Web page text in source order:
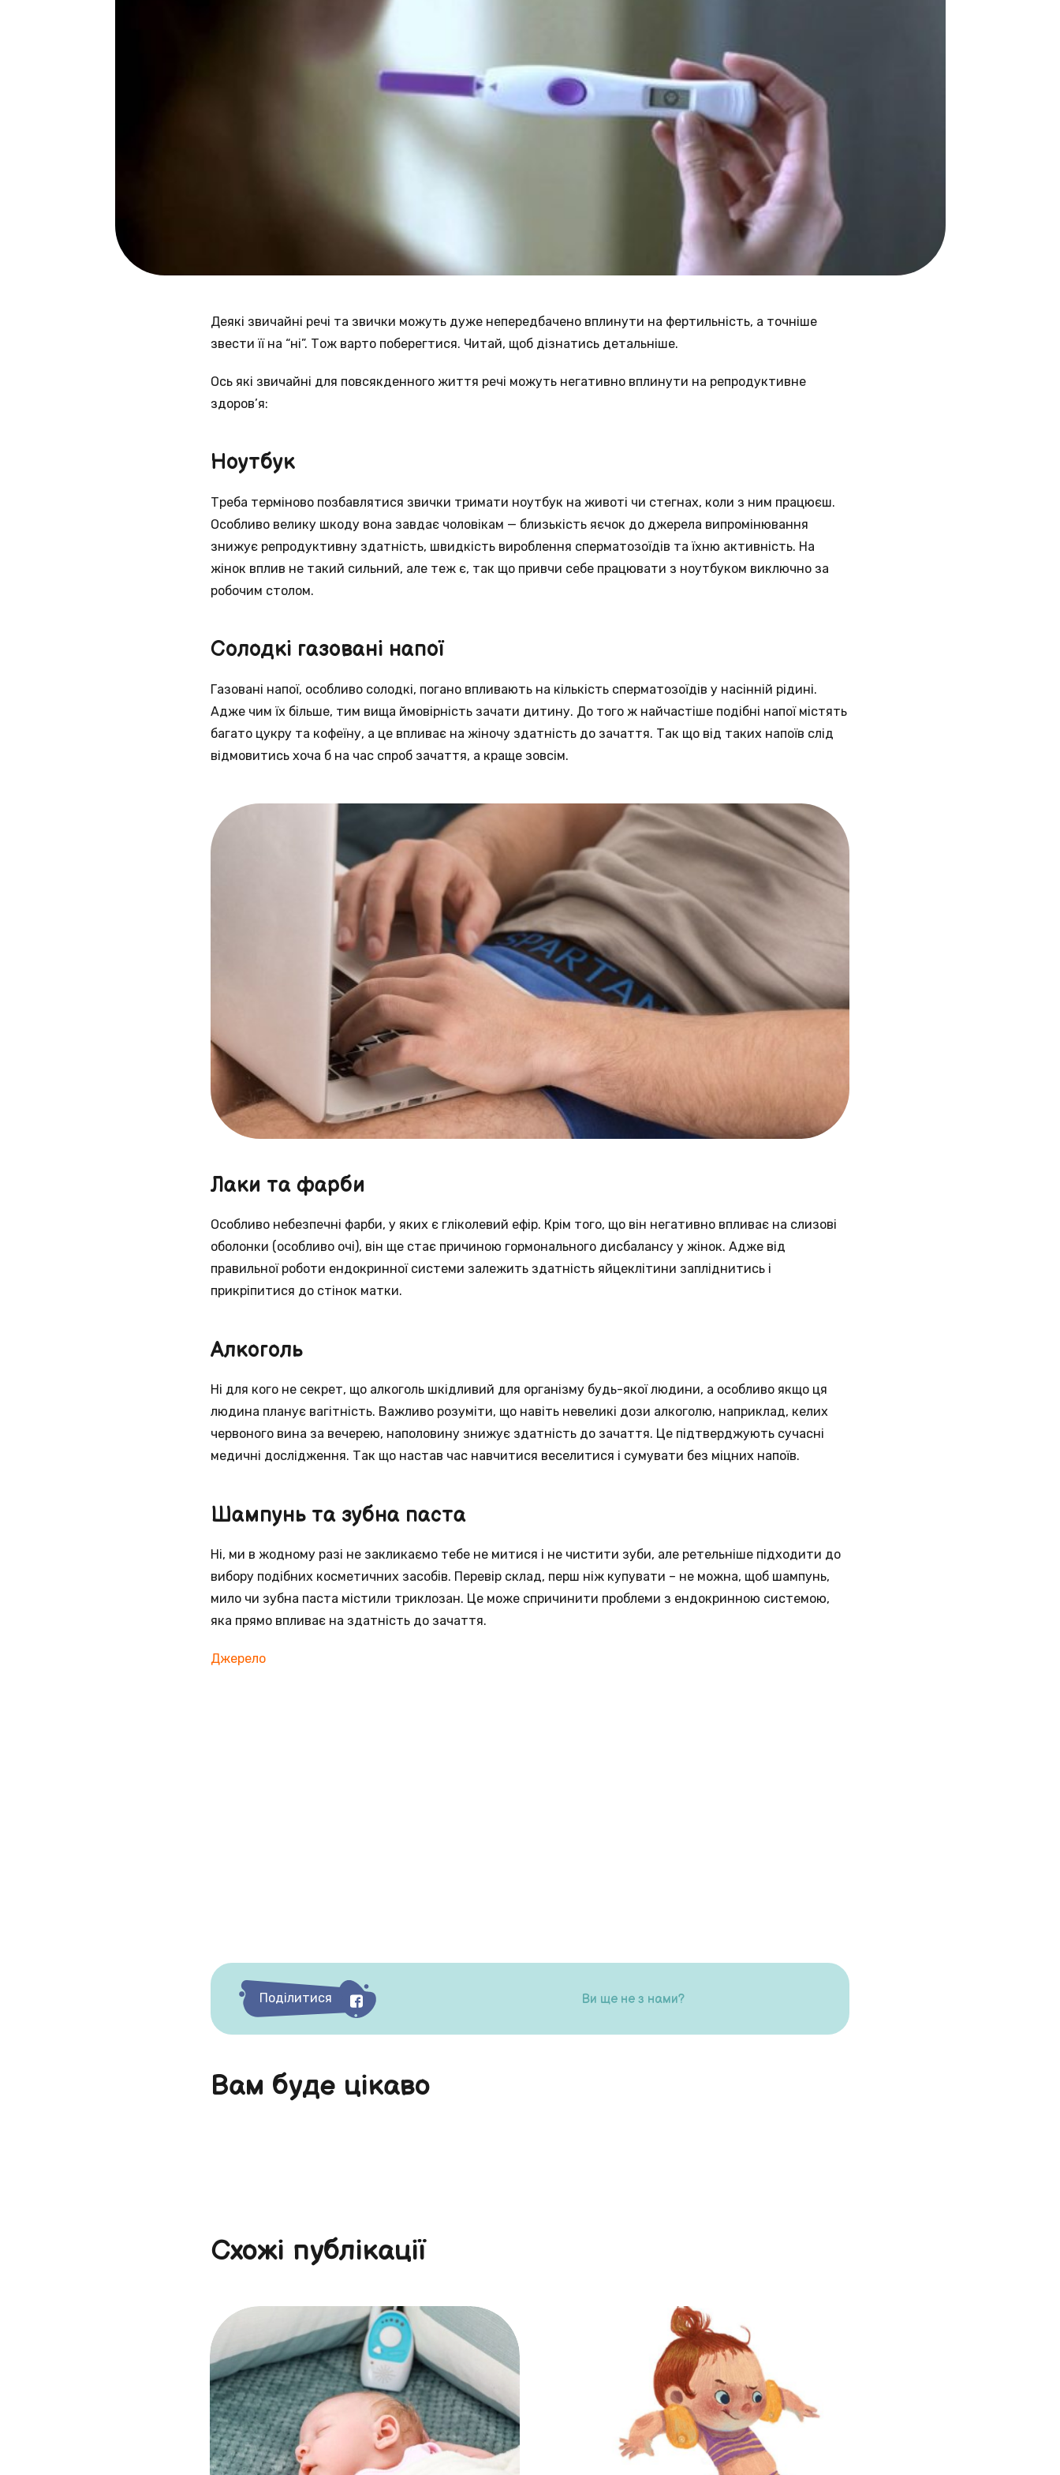
Деякі звичайні речі та звички можуть дуже непередбачено вплинути на фертильність, а точніше
звести її на “ні”. Тож варто поберегтися. Читай, щоб дізнатись детальніше.
Ось які звичайні для повсякденного життя речі можуть негативно вплинути на репродуктивне
здоров’я:
Ноутбук
Треба терміново позбавлятися звички тримати ноутбук на животі чи стегнах, коли з ним працюєш.
Особливо велику шкоду вона завдає чоловікам — близькість яєчок до джерела випромінювання
знижує репродуктивну здатність, швидкість вироблення сперматозоїдів та їхню активність. На
жінок вплив не такий сильний, але теж є, так що привчи себе працювати з ноутбуком виключно за
робочим столом.
Солодкі газовані напої
Газовані напої, особливо солодкі, погано впливають на кількість сперматозоїдів у насінній рідині.
Адже чим їх більше, тим вища ймовірність зачати дитину. До того ж найчастіше подібні напої містять
багато цукру та кофеїну, а це впливає на жіночу здатність до зачаття. Так що від таких напоїв слід
відмовитись хоча б на час спроб зачаття, а краще зовсім.
Лаки та фарби
Особливо небезпечні фарби, у яких є гліколевий ефір. Крім того, що він негативно впливає на слизові
оболонки (особливо очі), він ще стає причиною гормонального дисбалансу у жінок. Адже від
правильної роботи ендокринної системи залежить здатність яйцеклітини запліднитись і
прикріпитися до стінок матки.
Алкоголь
Ні для кого не секрет, що алкоголь шкідливий для організму будь-якої людини, а особливо якщо ця
людина планує вагітність. Важливо розуміти, що навіть невеликі дози алкоголю, наприклад, келих
червоного вина за вечерею, наполовину знижує здатність до зачаття. Це підтверджують сучасні
медичні дослідження. Так що настав час навчитися веселитися і сумувати без міцних напоїв.
Шампунь та зубна паста
Ні, ми в жодному разі не закликаємо тебе не митися і не чистити зуби, але ретельніше підходити до
вибору подібних косметичних засобів. Перевір склад, перш ніж купувати – не можна, щоб шампунь,
мило чи зубна паста містили триклозан. Це може спричинити проблеми з ендокринною системою,
яка прямо впливає на здатність до зачаття.
Джерело
Поділитися Ви ще не з нами?
Вам буде цікаво
Схожі публікації